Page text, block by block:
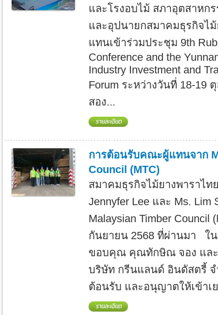
และโรงอบไม้ สภาอุตสาหก
และอุปนายกสมาคมธุรกิจไ
แทนเข้าร่วมประชุม 9th
Conference and the
Industry Investment and
Forum ระหว่างวันที่ 18-19
สอง...
การต้อนรับคณะผู้แทนจาก
Council (MTC)
สมาคมธุรกิจไม้ยางพาราไท
Jennyfer Lee และ Ms. Lim
Malaysian Timber Council
กันยายน 2568 ที่ผ่านมา ใ
ขอบคุณ คุณทักษิณ จอง แล
บริษัท กรีนแลนด์ อินดัสตรี้ จ
ต้อนรับ และอนุญาตให้เข้าเ